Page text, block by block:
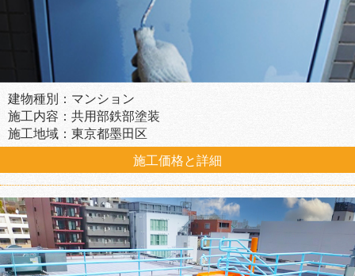
建物種別：マンション
施工内容：共用部鉄部塗装
施工地域：東京都墨田区
施工価格と詳細